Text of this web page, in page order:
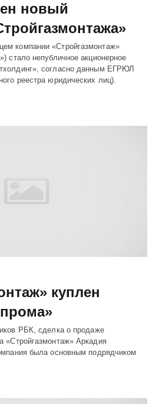
новый
компании «Стройгазмонтаж»
стало непубличное акционерное
согласно данным ЕГРЮЛ
реестра юридических лиц).
куплен
РБК, сделка о продаже
«Стройгазмонтаж» Аркадия
была основным подрядчиком